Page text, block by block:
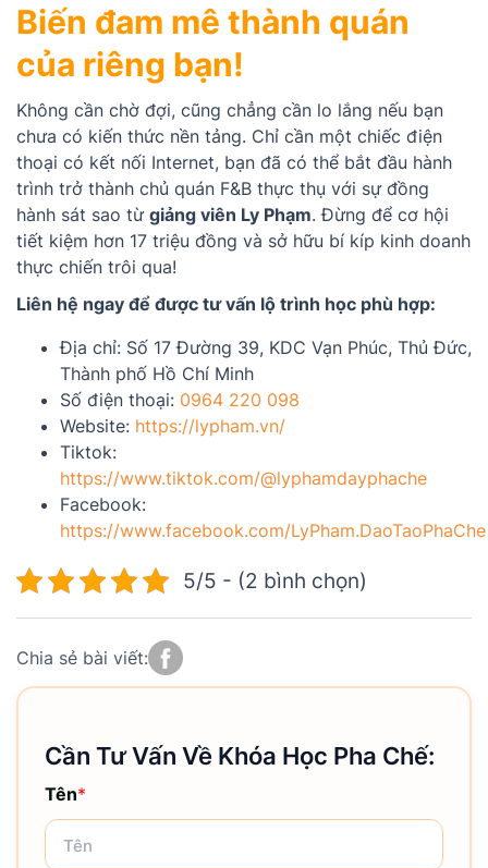
Biến đam mê thành quán
của riêng bạn!
Không cần chờ đợi, cũng chẳng cần lo lắng nếu bạn
chưa có kiến thức nền tảng. Chỉ cần một chiếc điện
thoại có kết nối Internet, bạn đã có thể bắt đầu hành
trình trở thành chủ quán F&B thực thụ với sự đồng
hành sát sao từ giảng viên Ly Phạm. Đừng để cơ hội
tiết kiệm hơn 17 triệu đồng và sở hữu bí kíp kinh doanh
thực chiến trôi qua!
Liên hệ ngay để được tư vấn lộ trình học phù hợp:
Địa chỉ: Số 17 Đường 39, KDC Vạn Phúc, Thủ Đức,
Thành phố Hồ Chí Minh
Số điện thoại: 0964 220 098
Website: https://lypham.vn/
Tiktok:
https://www.tiktok.com/@lyphamdayphache
Facebook:
https://www.facebook.com/LyPham.DaoTaoPhaChe
5/5 - (2 bình chọn)
Chia sẻ bài viết:
Cần Tư Vấn Về Khóa Học Pha Chế:
Tên*